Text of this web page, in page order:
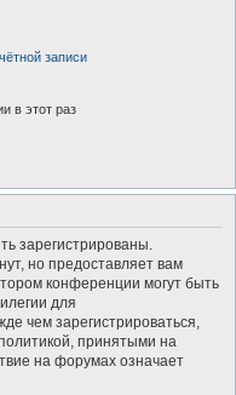
записи
в этот раз
зарегистрированы.
но предоставляет вам
конференции могут быть
для
чем зарегистрироваться,
принятыми на
на форумах означает